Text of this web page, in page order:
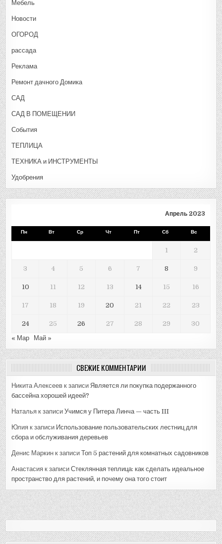
Мебель
Новости
ОГОРОД
рассада
Реклама
Ремонт дачного Домика
САД
САД В ПОМЕЩЕНИИ
События
ТЕПЛИЦА
ТЕХНИКА и ИНСТРУМЕНТЫ
Удобрения
Апрель 2023
Пн Вт Ср Чт Пт Сб Вс
1 2
3 4 5 6 7 8 9
10 11 12 13 14 15 16
17 18 19 20 21 22 23
24 25 26 27 28 29
30
« Мар
Май »
СВЕЖИЕ КОММЕНТАРИИ
Никита Алексеев к записиЯвляется ли покупка подержанного
бассейна хорошей идеей?
Наталья к записиУчимся у Питера Линча — часть III
Юлия к записи Использование пользовательских лестниц для
сбора и обслуживания деревьев
Денис Маркин к записиТоп 5 растений для комнатных садовников
Анастасия к записиСтеклянная теплица: как сделать идеальное
пространство для растений, и почему она того стоит